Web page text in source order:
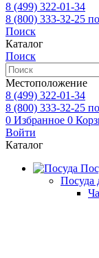
8 (499) 322-01-34
8 (800) 333-32-25
Поиск
Каталог
Поиск
Местоположение
8 (499) 322-01-34
8 (800) 333-32-25
0 Избранное 0
Войти
Каталог
Посуда